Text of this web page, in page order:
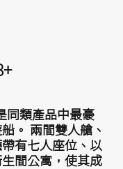
同類產品中最豪
。 兩間雙人艙、
有七人座位、以
間公寓，使其成